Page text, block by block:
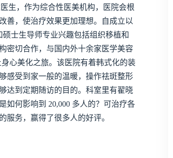
生，作为综合性医美机构，医院会根
善，使治疗效果更加理想。自成立以
士生导师专业兴趣包括组织移植和
密切合作，与国内外十余家医学美容
心美化之旅。该医院有着韩式化的装
感受到家一般的温暖，操作祛斑整形
达到定期随访的目的。科室里有翟晓
如何影响到 20,000 多人的？可治疗各
服务，赢得了很多人的好评。